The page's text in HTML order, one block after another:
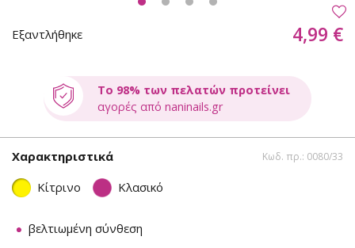
Εξαντλήθηκε 4,99 €
Το 98% των πελατών προτείνει
αγορές από naninails.gr
Χαρακτηριστικά Κωδ. πρ.: 0080/33
Κίτρινο Κλασικό
βελτιωμένη σύνθεση